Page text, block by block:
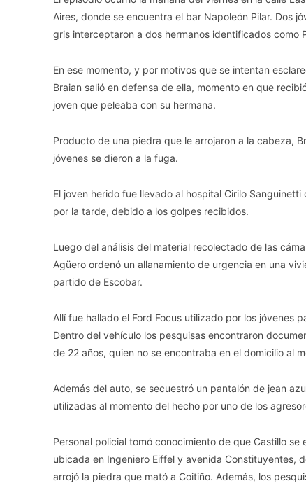
Aires, donde se encuentra el bar Napoleón Pilar. Dos
gris interceptaron a dos hermanos identificados como
En ese momento, y por motivos que se intentan
Braian salió en defensa de ella, momento en que
joven que peleaba con su hermana.
Producto de una piedra que le arrojaron a la cabeza,
jóvenes se dieron a la fuga.
El joven herido fue llevado al hospital Cirilo
por la tarde, debido a los golpes recibidos.
Luego del análisis del material recolectado de las
Agüero ordenó un allanamiento de urgencia en una
partido de Escobar.
Allí fue hallado el Ford Focus utilizado por los jóvenes
Dentro del vehículo los pesquisas encontraron
de 22 años, quien no se encontraba en el domicilio al
Además del auto, se secuestró un pantalón de jean
utilizadas al momento del hecho por uno de los
Personal policial tomó conocimiento de que Castillo
ubicada en Ingeniero Eiffel y avenida Constituyentes,
arrojó la piedra que mató a Coitiño. Además, los